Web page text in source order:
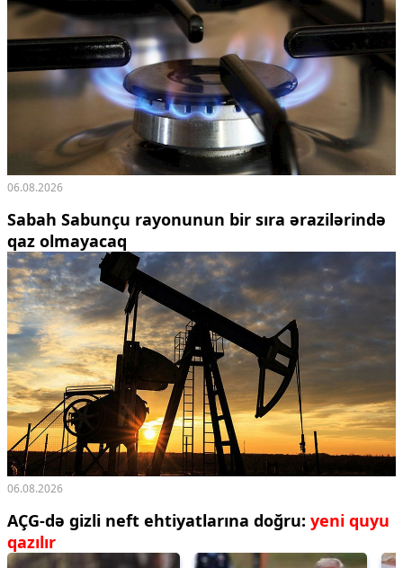
06.08.2026
Sabah Sabunçu rayonunun bir sıra ərazilərində
qaz olmayacaq
06.08.2026
AÇG-də gizli neft ehtiyatlarına doğru: yeni quyu
qazılır